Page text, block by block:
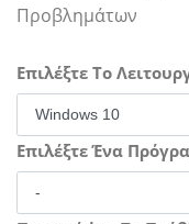
Προβλημάτων
Επιλέξτε Το
Επιλέξτε Ένα